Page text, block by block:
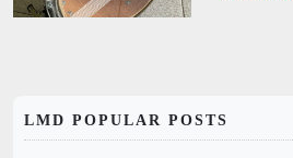
LMD POPULAR POSTS